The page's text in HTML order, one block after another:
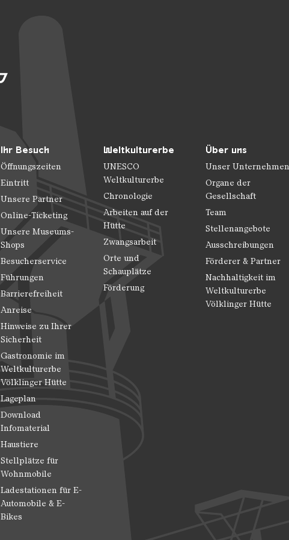
Ihr Besuch
Öffnungszeiten
Eintritt
Unsere Partner
Online-Ticketing
Unsere Museums-
Shops
Besucherservice
Führungen
Barrierefreiheit
Anreise
Hinweise zu Ihrer
Sicherheit
Gastronomie im
Weltkulturerbe
Völklinger Hütte
Lageplan
Download
Infomaterial
Haustiere
Stellplätze für
Wohnmobile
Ladestationen für E-
Automobile & E-
Bikes
Weltkulturerbe
UNESCO
Weltkulturerbe
Chronologie
Arbeiten auf der
Hütte
Zwangsarbeit
Orte und
Schauplätze
Förderung
Über uns
Unser Unternehmen
Organe der
Gesellschaft
Team
Stellenangebote
Ausschreibungen
Förderer & Partner
Nachhaltigkeit im
Weltkulturerbe
Völklinger Hütte